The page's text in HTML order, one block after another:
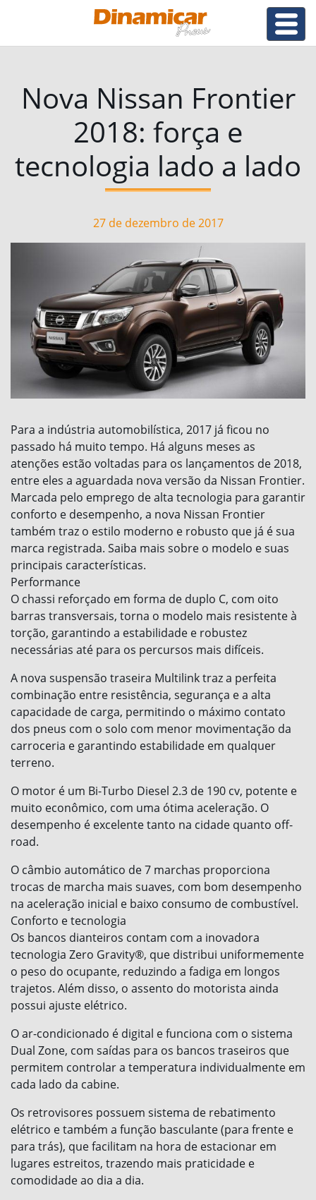
Nova Nissan Frontier
2018: força e
tecnologia lado a lado
27 de dezembro de 2017
Para a indústria automobilística, 2017 já ficou no
passado há muito tempo. Há alguns meses as
atenções estão voltadas para os lançamentos de 2018,
entre eles a aguardada nova versão da Nissan Frontier.
Marcada pelo emprego de alta tecnologia para garantir
conforto e desempenho, a nova Nissan Frontier
também traz o estilo moderno e robusto que já é sua
marca registrada. Saiba mais sobre o modelo e suas
principais características.
Performance
O chassi reforçado em forma de duplo C, com oito
barras transversais, torna o modelo mais resistente à
torção, garantindo a estabilidade e robustez
necessárias até para os percursos mais difíceis.
A nova suspensão traseira Multilink traz a perfeita
combinação entre resistência, segurança e a alta
capacidade de carga, permitindo o máximo contato
dos pneus com o solo com menor movimentação da
carroceria e garantindo estabilidade em qualquer
terreno.
O motor é um Bi-Turbo Diesel 2.3 de 190 cv, potente e
muito econômico, com uma ótima aceleração. O
desempenho é excelente tanto na cidade quanto off-
road.
O câmbio automático de 7 marchas proporciona
trocas de marcha mais suaves, com bom desempenho
na aceleração inicial e baixo consumo de combustível.
Conforto e tecnologia
Os bancos dianteiros contam com a inovadora
tecnologia Zero Gravity®, que distribui uniformemente
o peso do ocupante, reduzindo a fadiga em longos
trajetos. Além disso, o assento do motorista ainda
possui ajuste elétrico.
O ar-condicionado é digital e funciona com o sistema
Dual Zone, com saídas para os bancos traseiros que
permitem controlar a temperatura individualmente em
cada lado da cabine.
Os retrovisores possuem sistema de rebatimento
elétrico e também a função basculante (para frente e
para trás), que facilitam na hora de estacionar em
lugares estreitos, trazendo mais praticidade e
comodidade ao dia a dia.